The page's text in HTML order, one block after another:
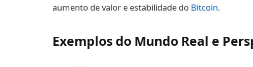
aumento de valor e estabilidade do Bitcoin.
Exemplos do Mundo Real e